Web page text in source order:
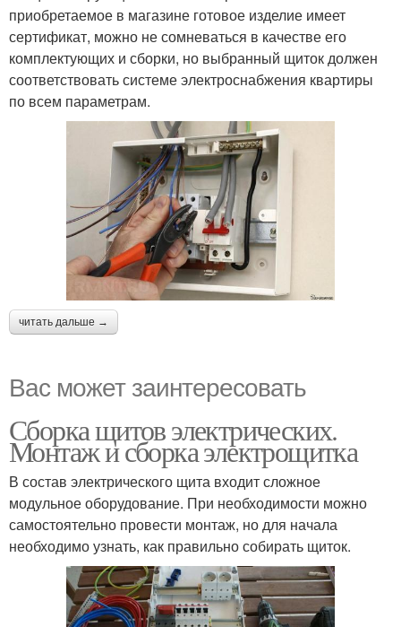
приобретаемое в магазине готовое изделие имеет
сертификат, можно не сомневаться в качестве его
комплектующих и сборки, но выбранный щиток должен
соответствовать системе электроснабжения квартиры
по всем параметрам.
читать дальше →
Вас может заинтересовать
Сборка щитов электрических.
Монтаж и сборка электрощитка
В состав электрического щита входит сложное
модульное оборудование. При необходимости можно
самостоятельно провести монтаж, но для начала
необходимо узнать, как правильно собирать щиток.